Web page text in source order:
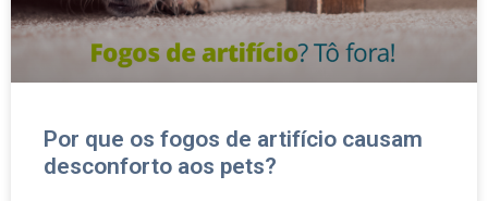
Por que os fogos de artifício causam
desconforto aos pets?